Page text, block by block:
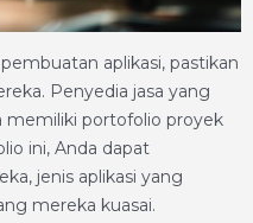
aplikasi, pastikan
Penyedia jasa yang
portofolio proyek
ini, Anda dapat
jenis aplikasi yang
mereka kuasai.